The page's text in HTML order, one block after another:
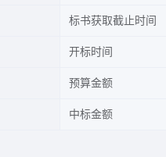
标书获取截止时间
开标时间
预算金额
中标金额